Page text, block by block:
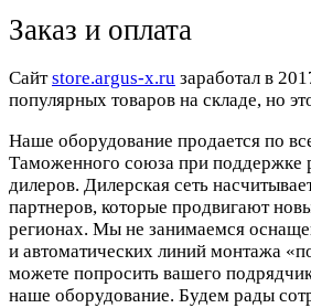
Заказ и оплата
Cайтstore.argus-x.ru заработал в
популярных товаров на складе, но
Наше оборудование продается по
Таможенного союза при поддержке
дилеров. Дилерская сеть
партнеров, которые продвигают
регионах. Мы не занимаемся
и автоматических линий монтажа
можете попросить вашего
наше оборудование. Будем рады